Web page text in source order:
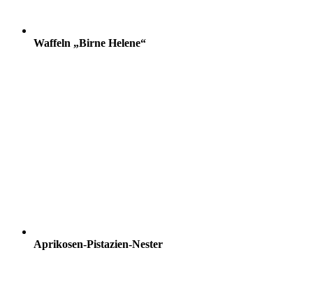
Waffeln „Birne Helene“
Aprikosen-Pistazien-Nester